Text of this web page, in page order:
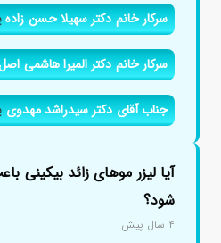
سرکار خانم دکتر سهیلا حسن زاده
سرکار خانم دکتر المیرا هاشمی
جناب آقای دکتر سیدراشد مهدوی
آیا لیزر موهای زائد بیکینی
شود؟
۴ سال پیش